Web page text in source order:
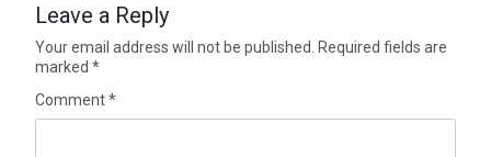
Leave a Reply
Your email address will not be published.
Required fields are
marked*
Comment*